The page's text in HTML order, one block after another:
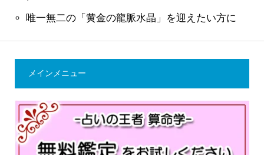
唯一無二の「黄金の龍脈水晶」を迎えたい方に
メインメニュー